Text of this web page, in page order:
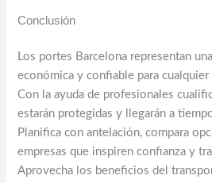
Conclusión
Los portes Barcelona representan
económica y confiable para cualquier
Con la ayuda de profesionales
estarán protegidas y llegarán a
Planifica con antelación, compara
empresas que inspiren confianza y
Aprovecha los beneficios del